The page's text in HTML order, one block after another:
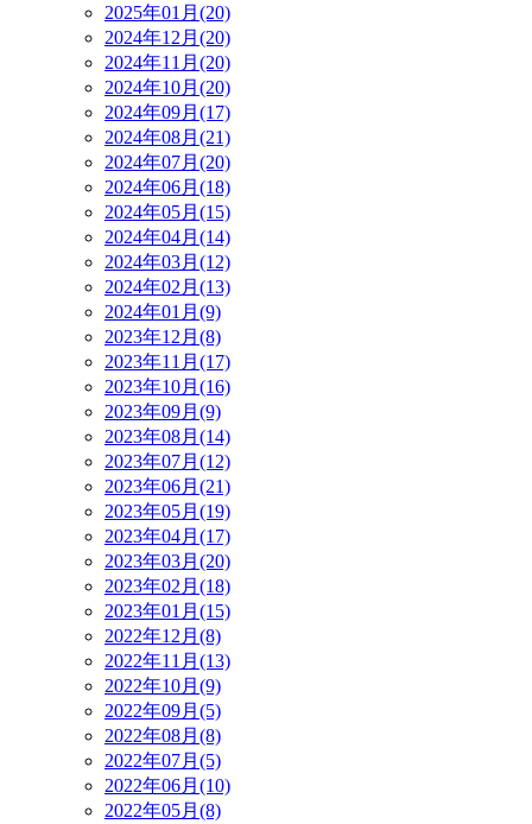
2025年01月(20)
2024年12月(20)
2024年11月(20)
2024年10月(20)
2024年09月(17)
2024年08月(21)
2024年07月(20)
2024年06月(18)
2024年05月(15)
2024年04月(14)
2024年03月(12)
2024年02月(13)
2024年01月(9)
2023年12月(8)
2023年11月(17)
2023年10月(16)
2023年09月(9)
2023年08月(14)
2023年07月(12)
2023年06月(21)
2023年05月(19)
2023年04月(17)
2023年03月(20)
2023年02月(18)
2023年01月(15)
2022年12月(8)
2022年11月(13)
2022年10月(9)
2022年09月(5)
2022年08月(8)
2022年07月(5)
2022年06月(10)
2022年05月(8)